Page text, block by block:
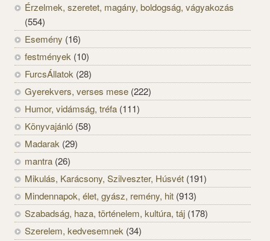
Érzelmek, szeretet, magány, boldogság, vágyakozás
(554)
Esemény (16)
festmények (10)
FurcsÁllatok (28)
Gyerekvers, verses mese (222)
Humor, vidámság, tréfa (111)
Könyvajánló (58)
Madarak (29)
mantra (26)
Mikulás, Karácsony, Szilveszter, Húsvét (191)
Mindennapok, élet, gyász, remény, hit (913)
Szabadság, haza, történelem, kultúra, táj (178)
Szerelem, kedvesemnek (34)